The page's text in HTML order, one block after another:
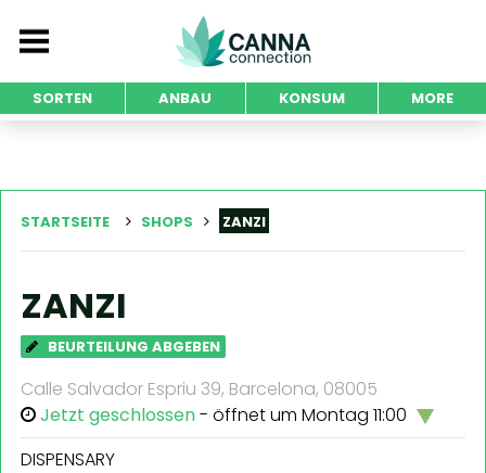
SORTEN ANBAU KONSUM MORE
STARTSEITE SHOPS ZANZI
ZANZI
BEURTEILUNG ABGEBEN
Calle Salvador Espriu 39, Barcelona, 08005
Jetzt geschlossen- öffnet um Montag 11:00
DISPENSARY